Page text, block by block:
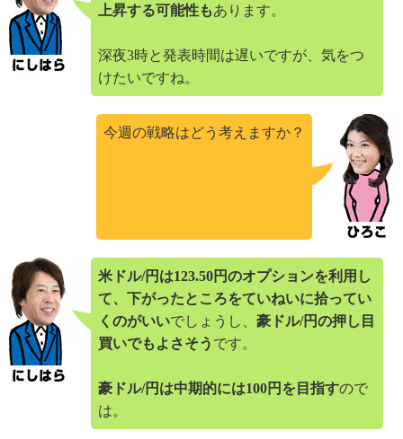
上昇する可能性もあります。
深夜3時と発表時間は遅いですが、気をつ
けたいですね。
今週の戦略はどう考えますか？
米ドル/円は123.50円のオプションを利用し
て、下がったところをていねいに拾ってい
くのがいいでしょうし、 豪ドル/円の押し目
買いでもよさそう です。
豪ドル/円は中期的には100円を目指すので
は。